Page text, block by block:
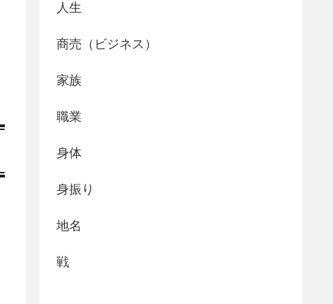
人生
商売（ビジネス）
家族
職業
身体
身振り
地名
戦